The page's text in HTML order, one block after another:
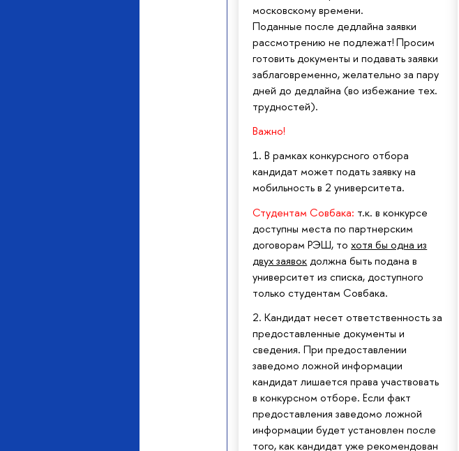
московскому времени.
Поданные после дедлайна заявки
рассмотрению не подлежат! Просим
готовить документы и подавать заявки
заблаговременно, желательно за пару
дней до дедлайна (во избежание тех.
трудностей).
Важно!
1. В рамках конкурсного отбора
кандидат может подать заявку на
мобильность в 2 университета.
Студентам Совбака: т.к. в конкурсе
доступны места по партнерским
договорам РЭШ, тохотя бы одна из
двух заявокдолжна быть подана в
университет из списка, доступного
только студентам Совбака.
2. Кандидат несет ответственность за
предоставленные документы и
сведения. При предоставлении
заведомо ложной информации
кандидат лишается права участвовать
в конкурсном отборе. Если факт
предоставления заведомо ложной
информации будет установлен после
того, как кандидат уже рекомендован